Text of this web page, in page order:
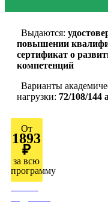
Выдаются:
повышении
сертификат о
компетенций
Варианты
нагрузки: 72/108/144
От
1893
₽
за всю
программу